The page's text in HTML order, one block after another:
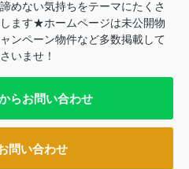
めない気持ちをテーマにたくさ
ます★ホームページは未公開物
ンペーン物件など多数掲載して
いませ！
らお問い合わせ
問い合わせ